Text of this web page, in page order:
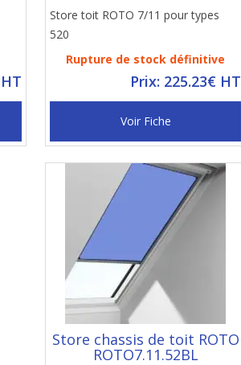
Store toit ROTO 7/11 pour types
520
Rupture de stock définitive
Prix: 225.23€ HT
Voir Fiche
Store chassis de toit ROTO
ROTO7.11.52BL